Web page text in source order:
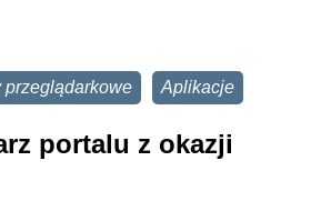
przeglądarkowe Aplikacje
portalu z okazji